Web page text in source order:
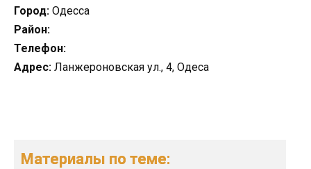
Город: Одесса
Район:
Телефон:
Адрес: Ланжероновская ул., 4, Одеса
Материалы по теме: